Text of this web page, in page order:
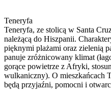
Teneryfa
Teneryfa, ze stolicą w Santa
należącą do Hiszpanii.
pięknymi plażami oraz zielenią
panuje zróżnicowany klimat
gorące powietrze z Afryki,
wulkaniczny). O mieszkańcach
będą przyjaźni, pomocni i